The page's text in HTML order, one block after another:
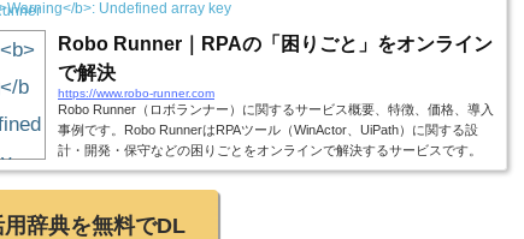
Robo Runner｜RPAの「困りごと」をオンライン
で解決
https://www.robo-runner.com
Robo Runner（ロボランナー）に関するサービス概要、特徴、価格、導入
事例です。Robo RunnerはRPAツール（WinActor、UiPath）に関する設
計・開発・保守などの困りごとをオンラインで解決するサービスです。
用辞典を無料でDL